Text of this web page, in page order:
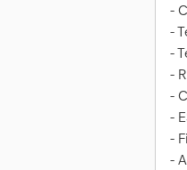
-
-
-
-
-
-
-
-